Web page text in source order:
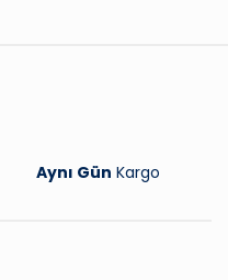
Aynı Gün Kargo